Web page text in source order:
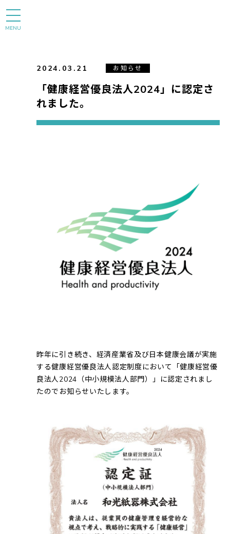
MENU
2024.03.21 お知らせ
「健康経営優良法人2024」に認定さ
れました。
昨年に引き続き、経済産業省及び日本健康会議が実施
する健康経営優良法人認定制度において「健康経営優
良法人2024（中小規模法人部門）」に認定されまし
たのでお知らせいたします。